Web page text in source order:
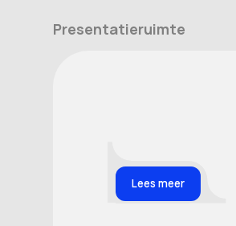
Presentatieruimte
Lees meer